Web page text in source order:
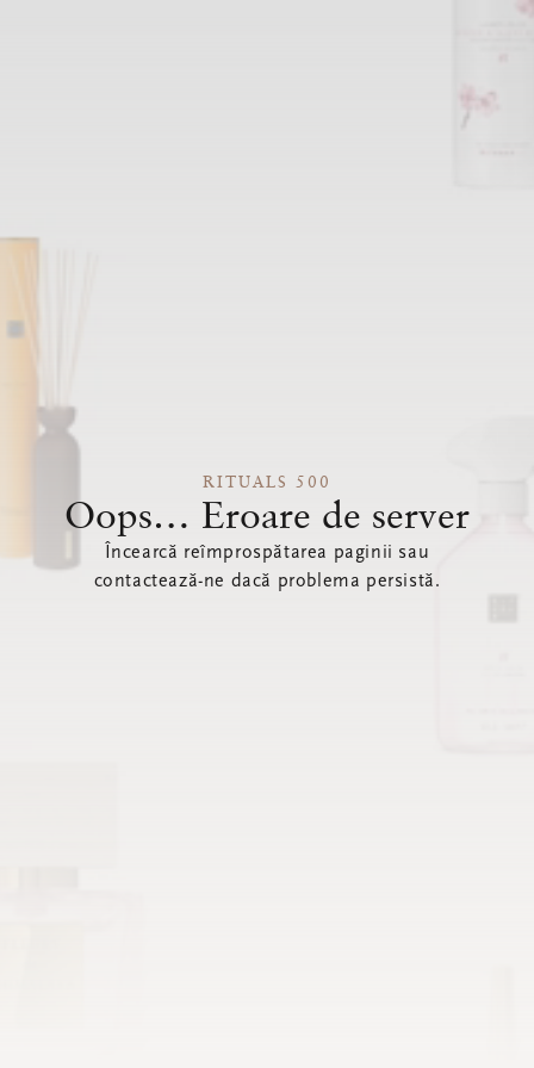
RITUALS 500
Oops… Eroare de server
Încearcă reîmprospătarea paginii sau
contactează-ne dacă problema persistă.